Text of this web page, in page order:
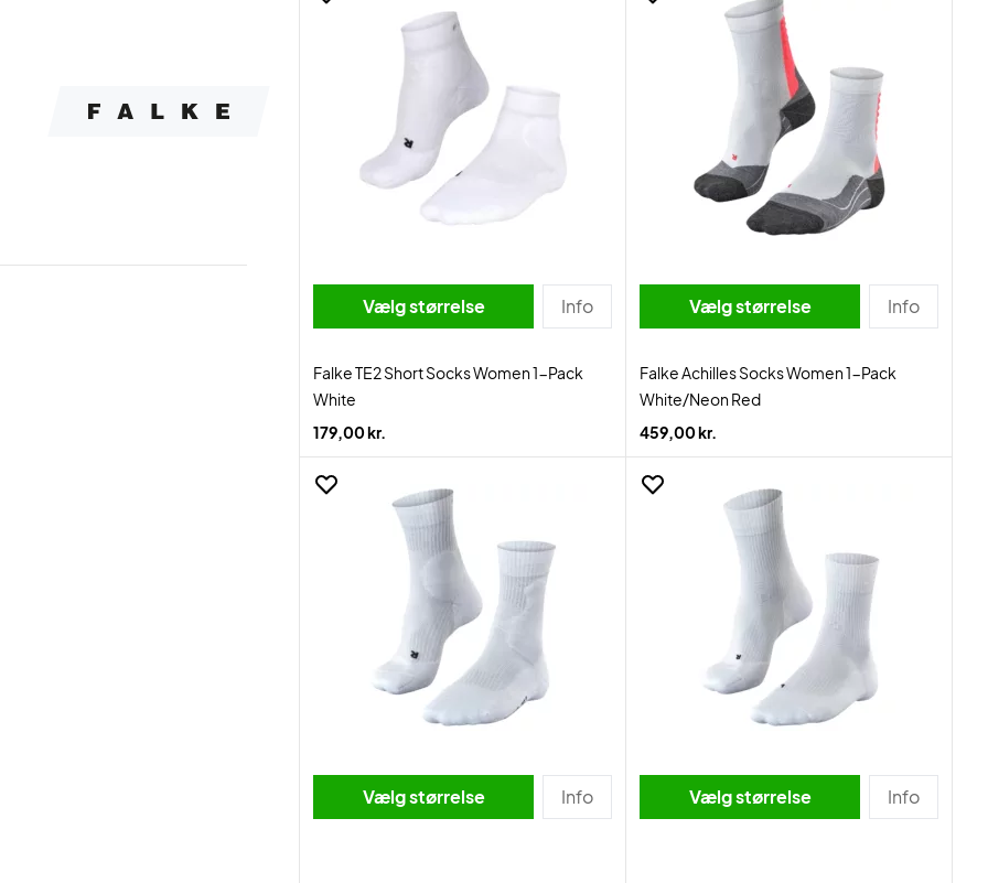
Vælg størrelse Info
Falke TE2 Short Socks Women 1-Pack
White
179,00 kr.
Vælg størrelse Info
Falke Achilles Socks Women 1-Pack
White/Neon Red
459,00 kr.
Vælg størrelse Info Vælg størrelse Info